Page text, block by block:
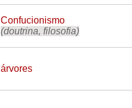
Confucionismo
(doutrina, filosofia)
árvores